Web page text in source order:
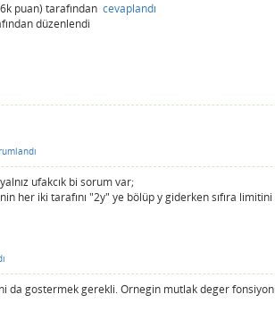
puan) tarafından cevaplandı
düzenlendi
ufakcık bi sorum var;
her iki tarafını "2y" ye bölüp y giderken sıfıra
da gostermek gerekli. Ornegin mutlak deger